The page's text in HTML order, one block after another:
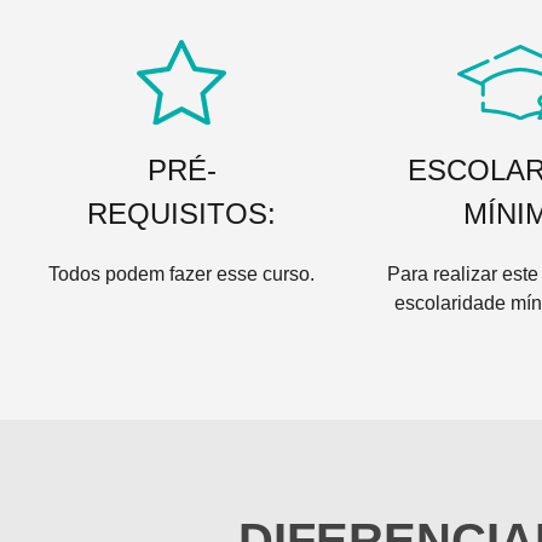
PRÉ-
REQUISITOS:
Todos podem fazer esse curso.
Para realizar
escolaridade